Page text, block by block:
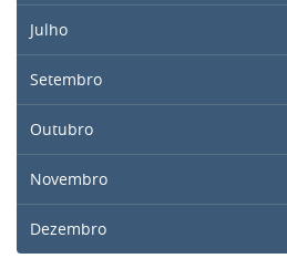
Julho
Setembro
Outubro
Novembro
Dezembro